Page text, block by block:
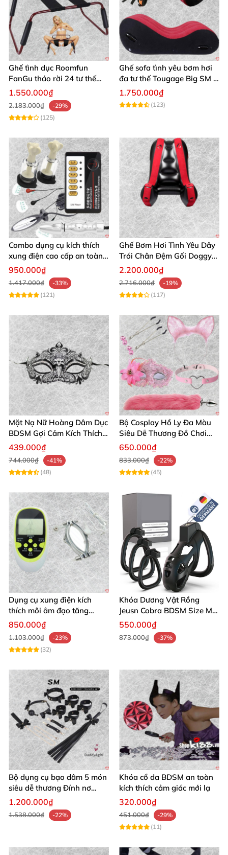
Liberator Black Label Ramp hôm nay để khám phá
đỉnh cao đam mê cùng chúng tôi! ✨
Ghế tình dục Roomfun
FanGu tháo rời 24 tư thế
đắm say, hỗ trợ tối ưu
1.550.000₫
2.183.000₫
-29%
(125)
Ghế sofa tình yêu bơm hơi
đa tư thế Tougage Big SM -
Cuộc yêu thăng hoa, nhanh
chóng mua
1.750.000₫
(123)
Combo dụng cụ kích thích
xung điện cao cấp an toàn
cho người lớn
950.000₫
1.417.000₫
-33%
(121)
Ghế Bơm Hơi Tình Yêu Dây
Trói Chân Đệm Gối Doggy
Nằm Sấp Kích Thích
2.200.000₫
2.716.000₫
-19%
(117)
Mặt Nạ Nữ Hoàng Dâm Dục
BDSM Gợi Cảm Kích Thích
Đam Mê Cuộc Yêu
439.000₫
744.000₫
-41%
(48)
Bộ Cosplay Hồ Ly Đa Màu
Siêu Dễ Thương Đồ Chơi
BDSM Hot
650.000₫
833.000₫
-22%
(45)
Dụng cụ xung điện kích
thích môi âm đạo tăng
khoái cảm an toàn
850.000₫
1.103.000₫
-23%
(32)
Khóa Dương Vật Rồng
Jeusn Cobra BDSM Size M
Cao Cấp
550.000₫
873.000₫ -37%
Bộ dụng cụ bạo dâm 5 món
siêu dễ thương Đính nơ
quyến rũ kích thích
1.200.000₫
1.538.000₫ -22%
Khóa cổ da BDSM an toàn
kích thích cảm giác mới lạ
320.000₫
451.000₫
-29%
(11)